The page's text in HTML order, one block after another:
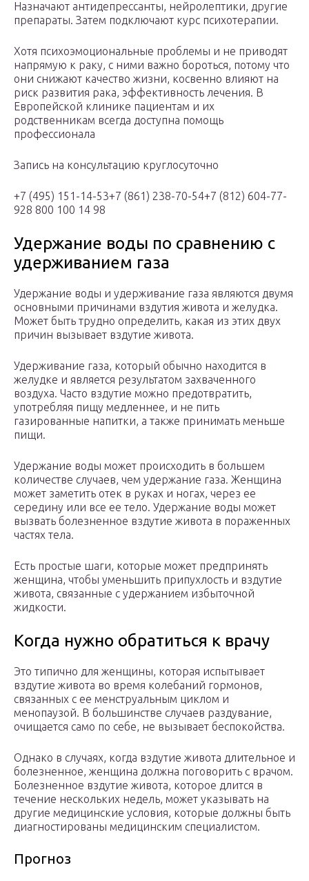
Назначают антидепрессанты, нейролептики, другие
препараты. Затем подключают курс психотерапии.
Хотя психоэмоциональные проблемы и не приводят
напрямую к раку, с ними важно бороться, потому что
они снижают качество жизни, косвенно влияют на
риск развития рака, эффективность лечения. В
Европейской клинике пациентам и их
родственникам всегда доступна помощь
профессионала
Запись на консультацию круглосуточно
+7 (495) 151-14-53+7 (861) 238-70-54+7 (812) 604-77-
928 800 100 14 98
Удержание воды по сравнению с
удерживанием газа
Удержание воды и удерживание газа являются двумя
основными причинами вздутия живота и желудка.
Может быть трудно определить, какая из этих двух
причин вызывает вздутие живота.
Удерживание газа, который обычно находится в
желудке и является результатом захваченного
воздуха. Часто вздутие можно предотвратить,
употребляя пищу медленнее, и не пить
газированные напитки, а также принимать меньше
пищи.
Удержание воды может происходить в большем
количестве случаев, чем удержание газа. Женщина
может заметить отек в руках и ногах, через ее
середину или все ее тело. Удержание воды может
вызвать болезненное вздутие живота в пораженных
частях тела.
Есть простые шаги, которые может предпринять
женщина, чтобы уменьшить припухлость и вздутие
живота, связанные с удержанием избыточной
жидкости.
Когда нужно обратиться к врачу
Это типично для женщины, которая испытывает
вздутие живота во время колебаний гормонов,
связанных с ее менструальным циклом и
менопаузой. В большинстве случаев раздувание,
очищается само по себе, не вызывает беспокойства.
Однако в случаях, когда вздутие живота длительное и
болезненное, женщина должна поговорить с врачом.
Болезненное вздутие живота, которое длится в
течение нескольких недель, может указывать на
другие медицинские условия, которые должны быть
диагностированы медицинским специалистом.
Прогноз